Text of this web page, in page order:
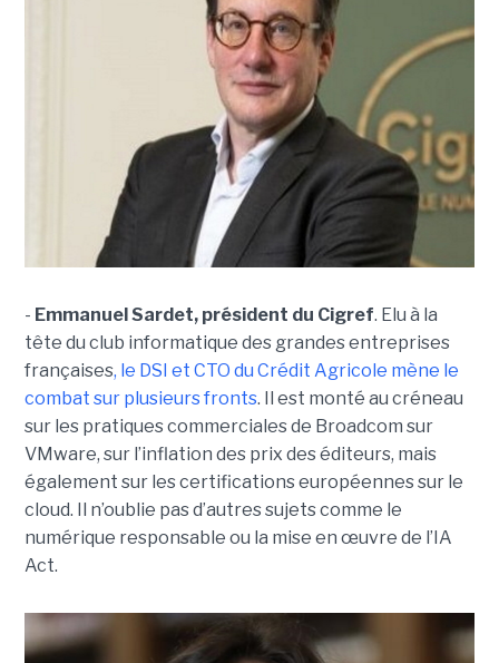
- Emmanuel Sardet, président du Cigref. Elu à la
tête du club informatique des grandes entreprises
françaises, le DSI et CTO du Crédit Agricole mène le
combat sur plusieurs fronts. Il est monté au créneau
sur les pratiques commerciales de Broadcom sur
VMware, sur l’inflation des prix des éditeurs, mais
également sur les certifications européennes sur le
cloud. Il n’oublie pas d’autres sujets comme le
numérique responsable ou la mise en œuvre de l’IA
Act.